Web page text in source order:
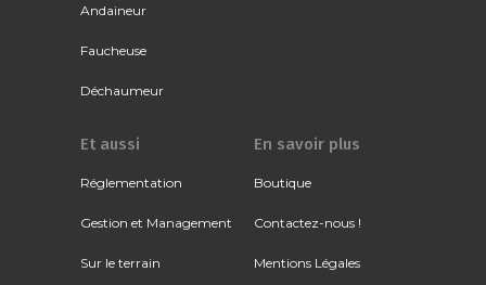
Andaineur
Faucheuse
Déchaumeur
Et aussi
Réglementation
Gestion et Management
Sur le terrain
En savoir plus
Boutique
Contactez-nous !
Mentions Légales